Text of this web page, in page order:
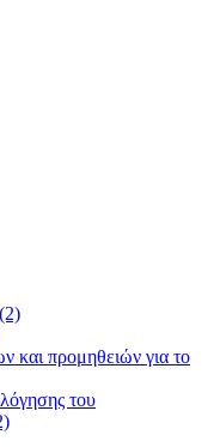
και προμηθειών για το
του